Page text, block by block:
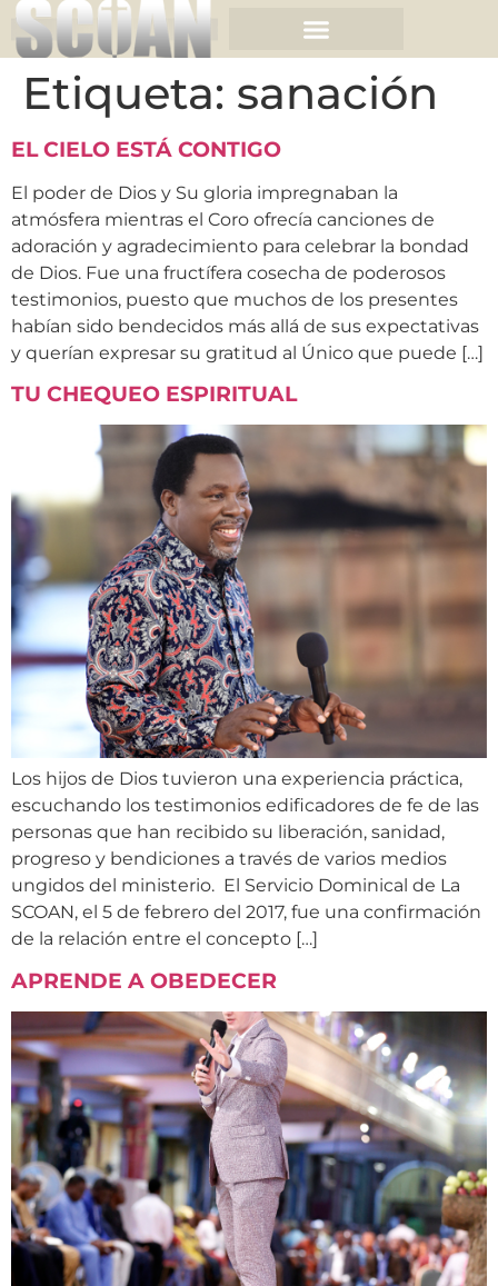
Etiqueta: sanación
EL CIELO ESTÁ CONTIGO
El poder de Dios y Su gloria impregnaban la
atmósfera mientras el Coro ofrecía canciones de
adoración y agradecimiento para celebrar la bondad
de Dios. Fue una fructífera cosecha de poderosos
testimonios, puesto que muchos de los presentes
habían sido bendecidos más allá de sus expectativas
y querían expresar su gratitud al Único que puede […]
TU CHEQUEO ESPIRITUAL
Los hijos de Dios tuvieron una experiencia práctica,
escuchando los testimonios edificadores de fe de las
personas que han recibido su liberación, sanidad,
progreso y bendiciones a través de varios medios
ungidos del ministerio. El Servicio Dominical de La
SCOAN, el 5 de febrero del 2017, fue una confirmación
de la relación entre el concepto […]
APRENDE A OBEDECER